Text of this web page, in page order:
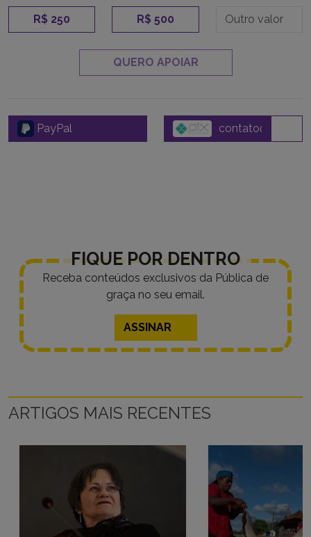
R$ 250 R$ 500
QUERO APOIAR
PayPal
FIQUE POR DENTRO
Receba conteúdos exclusivos da Pública de
graça no seu email.
ASSINAR
ARTIGOS MAIS RECENTES